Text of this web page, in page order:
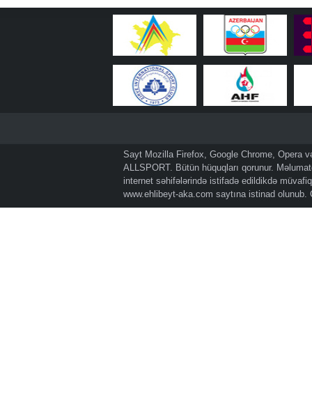
Sayt Mozilla Firefox, Google Chrome, Opera
ALLSPORT. Bütün hüquqları qorunur.
internet səhifələrində istifadə edildikdə
www.ehlibeyt-aka.com saytına istinad olunub.